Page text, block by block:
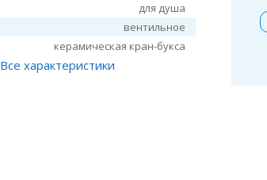
для душа
вентильное
керамическая кран-букса
Все характеристики